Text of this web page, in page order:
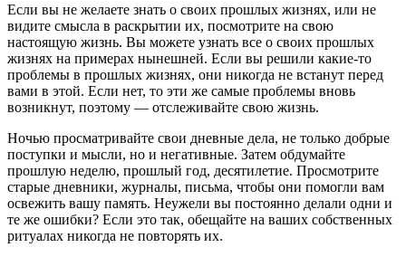
Если вы не желаете знать о своих прошлых жизнях, или не
видите смысла в раскрытии их, посмотрите на свою
настоящую жизнь. Вы можете узнать все о своих прошлых
жизнях на примерах нынешней. Если вы ре­шили какие-то
проблемы в прошлых жизнях, они ни­когда не встанут перед
вами в этой. Если нет, то эти же самые проблемы вновь
возникнут, поэтому — отслежи­вайте свою жизнь.
Ночью просматривайте свои дневные дела, не толь­ко добрые
поступки и мысли, но и негативные. Затем обдумайте
прошлую неделю, прошлый год, десятиле­тие. Просмотрите
старые дневники, журналы, письма, чтобы они помогли вам
освежить вашу память. Неуже­ли вы постоянно делали одни и
те же ошибки? Если это так, обещайте на ваших собственных
ритуалах ни­когда не повторять их.